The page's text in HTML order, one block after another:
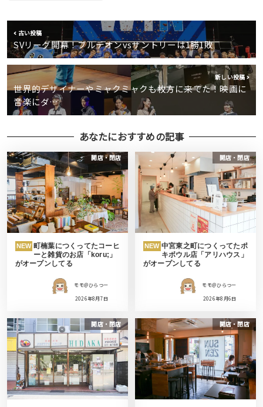
古い投稿
SVリーグ開幕！ブルテオンvsサントリーは1勝1敗
新しい投稿
世界的デザイナーやミャクミャクも枚方に来てた！映画に
音楽にダ…
あなたにおすすめの記事
開店・閉店
NEW 町楠葉につくってたコーヒ
ーと雑貨のお店「koru;」
がオープンしてる
モモ＠ひらつー
2026年8月7日
開店・閉店
NEW 中宮東之町につくってたポ
キボウル店「アリハウス」
がオープンしてる
モモ＠ひらつー
2026年8月6日
開店・閉店 開店・閉店